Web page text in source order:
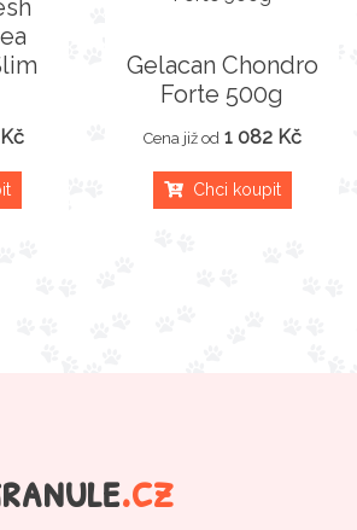
Gelacan Chondro
Forte 500g
Cena již od 1 082 Kč
Chci koupit
.cz